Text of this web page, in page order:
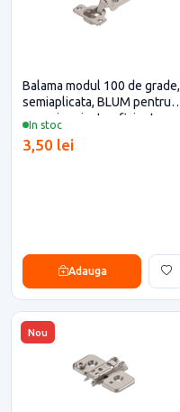
In stoc
Balama modul 100 de grade,
semiaplicata, BLUM pentru
casa si proiecte eficiente
3,50 lei
Adauga
Nou